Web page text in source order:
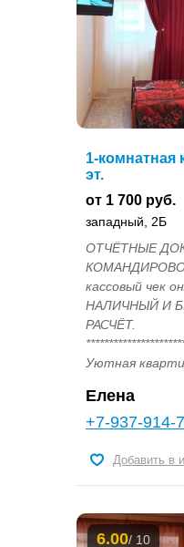
1-комнатная
эт.
от 1 700 руб.
западный, 2Б
ОТЧЁТНЫЕ
кассовый чек
НАЛИЧНЫЙ И
РАСЧЁТ.
Уютная
Елена
+7-937-914-
Добавить в
6.00/ 10